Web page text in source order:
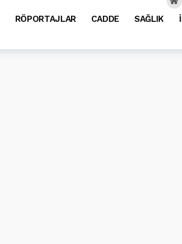
RÖPORTAJLAR CADDE SAĞLIK